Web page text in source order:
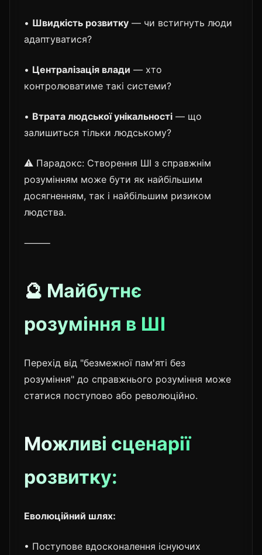
• Швидкість розвитку — чи встигнуть люди
адаптуватися?
• Централізація влади — хто
контролюватиме такі системи?
• Втрата людської унікальності — що
залишиться тільки людському?
⚠️ Парадокс: Створення ШІ з справжнім
розумінням може бути як найбільшим
досягненням, так і найбільшим ризиком
людства.
⸻
🔮 Майбутнє
розуміння в ШІ
Перехід від "безмежної пам'яті без
розуміння" до справжнього розуміння може
статися поступово або революційно.
Можливі сценарії
розвитку:
Еволюційний шлях:
• Поступове вдосконалення існуючих